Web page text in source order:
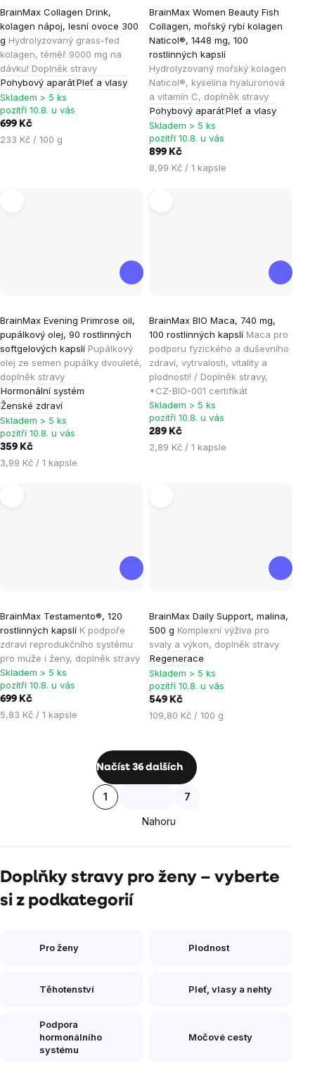
BrainMax Collagen Drink,
kolagen nápoj, lesní ovoce 300
g Hydrolyzovaný grass-fed
kolagen, téměř 9000 mg na
dávku! Doplněk stravy
Pohybový aparátPleť a vlasy
hodnocení
produktu
je
5,0
z
5
hvězdiček.
Skladem > 5 ks
pozítří 10.8. u vás
699 Kč
Měrná
233 Kč / 100 g
BrainMax Women Beauty Fish
Collagen, mořský rybí kolagen
Naticol®, 1448 mg, 100
rostlinných kapslí
Hydrolyzovaný mořský kolagen
Naticol®, kyselina hyaluronová
a vitamín C, doplněk stravy
Pohybový aparátPleť a vlasy
hodnocení
produktu
je
5,0
z
5
hvězdiček.
Skladem > 5 ks
pozítří 10.8. u vás
899 Kč
Měrná
8,99 Kč / 1 kapsle
BrainMax Evening Primrose oil,
pupálkový olej, 90 rostlinných
softgelových kapslí Pupálkový
olej ze semen pupálky dvouleté,
doplněk stravy
Hormonální systém
Ženské zdraví
hodnocení
produktu
je
5,0
z
5
hvězdiček.
Skladem > 5 ks
pozítří 10.8. u vás
359 Kč
Měrná
3,99 Kč / 1 kapsle
BrainMax BIO Maca, 740 mg,
100 rostlinných kapslí Maca pro
podporu fyzického a duševního
zdraví, vytrvalosti, vitality a
plodnosti! / Doplněk stravy,
*CZ-BIO-001 certifikát
hodnocení
produktu
je
5,0
z
5
hvězdiček.
Skladem > 5 ks
pozítří 10.8. u vás
289 Kč
Měrná
2,89 Kč / 1 kapsle
BrainMax Testamento®, 120
rostlinných kapslí K podpoře
zdraví reprodukčního systému
pro muže i ženy, doplněk stravy
hodnocení
produktu
je
4,8
z
Skladem > 5 ks
pozítří 10.8. u vás
699 Kč
Měrná
5,83 Kč / 1 kapsle
BrainMax Daily Support, malina,
500 g Komplexní výživa pro
svaly a výkon, doplněk stravy
Regenerace
hodnocení
produktu
je
4,2
z
5
hvězdiček.
Skladem > 5 ks
pozítří 10.8. u vás
549 Kč
Měrná
109,80 Kč / 100 g
Ovládací
výpisu
Načíst 36 dalších
Stránkování
1 7
Nahoru
Doplňky stravy pro ženy – vyberte
si z podkategorií
Pro ženy Plodnost
Těhotenství Pleť, vlasy a nehty
Podpora
hormonálního
systému
Močové cesty